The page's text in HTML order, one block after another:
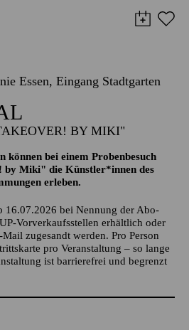
Essen, Eingang Stadtgarten
BY MIKI"
bei einem Probenbesuch
Miki" die Künstler*innen des
16.07.2026 bei Nennung der Abo-
Vorverkaufsstellen erhältlich oder
pro Veranstaltung – so lange
ist barrierefrei und begrenzt